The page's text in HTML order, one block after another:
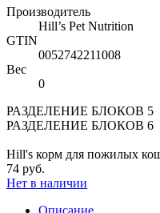
Производитель
Hill’s Pet Nutrition
GTIN
0052742211008
Вес
0
РАЗДЕЛЕНИЕ БЛОКОВ 5
РАЗДЕЛЕНИЕ БЛОКОВ 6
Hill's корм для пожилых
74 руб.
Нет в наличии